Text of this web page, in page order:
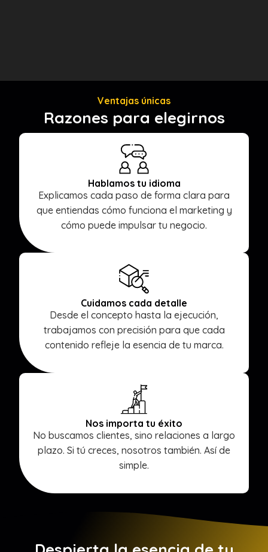
Ventajas únicas
Razones para elegirnos
Hablamos tu idioma
Explicamos cada paso de forma clara para
que entiendas cómo funciona el marketing y
cómo puede impulsar tu negocio.
Cuidamos cada detalle
Desde el concepto hasta la ejecución,
trabajamos con precisión para que cada
contenido refleje la esencia de tu marca.
Nos importa tu éxito
No buscamos clientes, sino relaciones a largo
plazo. Si tú creces, nosotros también. Así de
simple.